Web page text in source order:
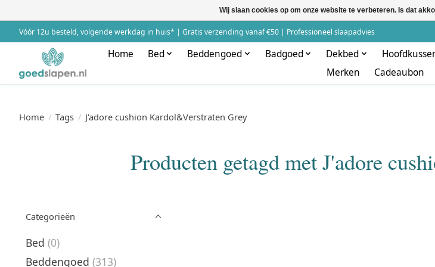
Vóór 12u besteld, volgende werkdag in huis* | Gratis verzending vanaf €50 | Professioneel slaapadvies
Home Bed Beddengoed Badgoed Dekbed
Merken
Cadeaubon
Home / Tags / J'adore cushion Kardol&Verstraten Grey
Producten getagd met J'adore
Categorieën
Bed (0)
Beddengoed (313)
Wij slaan cookies op om onze website te verbeteren. Is dat